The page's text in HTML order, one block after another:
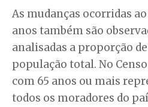
As mudanças ocorridas
anos também são
analisadas a proporção
população total. No Censo
com 65 anos ou mais
todos os moradores do